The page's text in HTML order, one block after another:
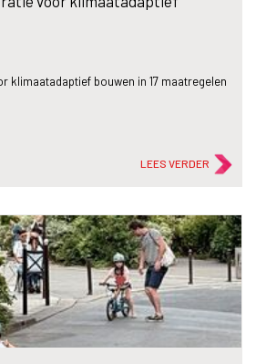
klimaatadaptief bouwen in 17 maatregelen
LEES VERDER